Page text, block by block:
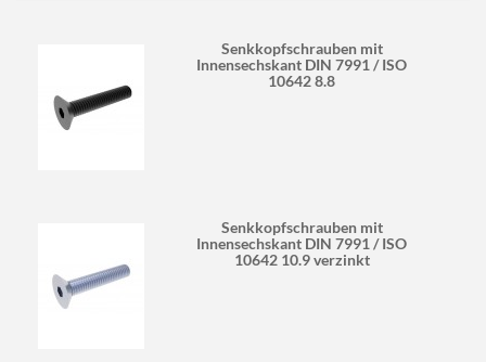
Senkkopfschrauben mit
Innensechskant DIN 7991 / ISO
10642 8.8
Senkkopfschrauben mit
Innensechskant DIN 7991 / ISO
10642 10.9 verzinkt